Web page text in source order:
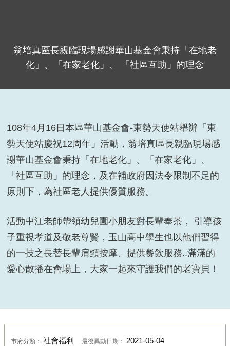
翁培真區長親臨現場感謝華山基金會秉持「在地老
化」、「在家老化」、 「社區互助」的理念
108年4月 16 日本區華山基金會-東勢天使站舉辦「東
勢天使站慶祝12周年」活動，翁培真區長親臨現場感
謝華山基金會秉持「在地老化」、「在家老化」、
「社區互助」的理念，及在補政府因法令限制不足的
原則下，為社區老人提供優質服務。
活動中江老師帶領幼兒園小朋友對長輩奉茶， 引導孩
子重視孝道及敬老尊賢，玉山高中學生也以他們習得
的一技之長替長輩肩頸按摩、提供餐飲服務..滿滿的
愛心散播在會場上，大家一起來守護我們的老寶貝！
市府分類： 社會福利 最後異動日期： 2021-05-04